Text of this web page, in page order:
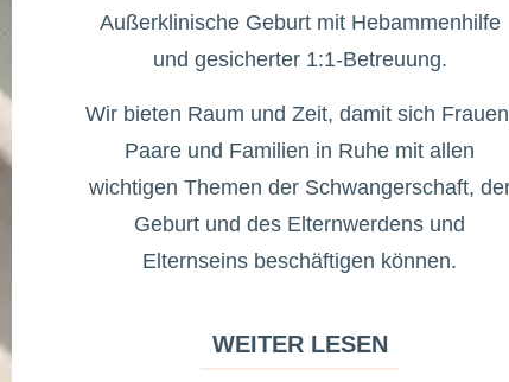
Außerklinische Geburt mit Hebammenhilfe
und gesicherter 1:1-Betreuung.
Wir bieten Raum und Zeit, damit sich
Paare und Familien in Ruhe mit allen
wichtigen Themen der Schwangerschaft,
Geburt und des Elternwerdens und
Elternseins beschäftigen können.
WEITER LESEN